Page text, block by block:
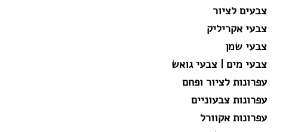
צבעים לציור
צבעי אקריליק
צבעי שמן
צבעי מים | צבעי גואש
עפרונות לציור ופחם
עפרונות צבעוניים
עפרונות אקוורל